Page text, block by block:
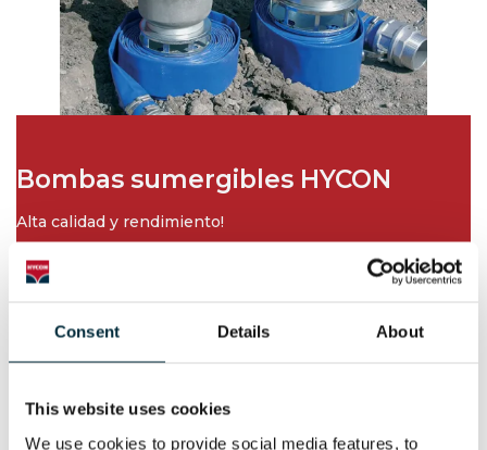
Consent Details About
This website uses cookies
We use cookies to provide social media features, to
Bombas sumergibles HYCON
Alta calidad y rendimiento!
DESCARGA